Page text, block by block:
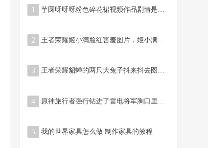
1
2 王者荣耀姬小满脸红害羞图片，姬小满翻白眼流口水吐舌头的样子
3 王者荣耀貂蝉的两只大兔子抖来抖去图片啥梗
4
5 我的世界家具怎么做 制作家具的教程